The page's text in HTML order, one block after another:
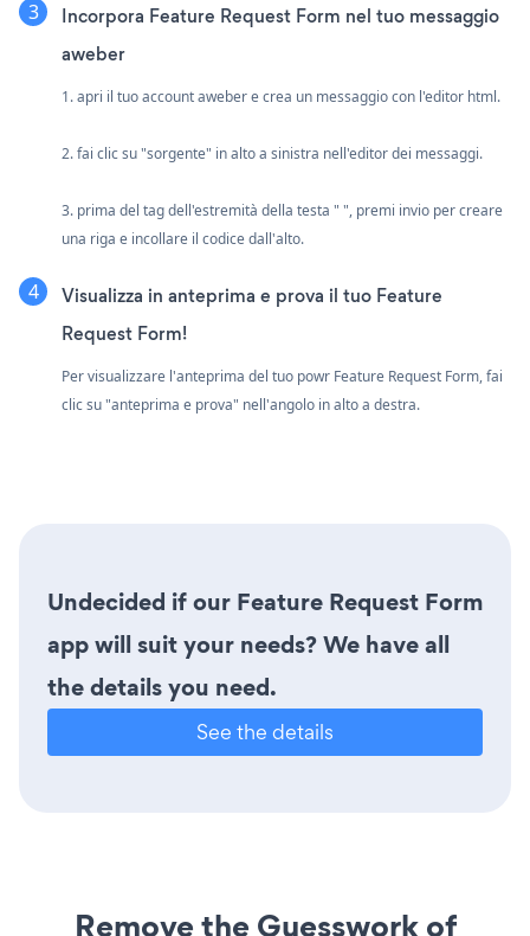
Incorpora Feature Request Form nel tuo messaggio
aweber
1. apri il tuo account aweber e crea un messaggio con l'editor html.
2. fai clic su "sorgente" in alto a sinistra nell'editor dei messaggi.
3. prima del tag dell'estremità della testa " ", premi invio per creare
una riga e incollare il codice dall'alto.
Visualizza in anteprima e prova il tuo Feature
Request Form!
Per visualizzare l'anteprima del tuo powr Feature Request Form, fai
clic su "anteprima e prova" nell'angolo in alto a destra.
Undecided if our Feature Request Form
app will suit your needs? We have all
the details you need.
See the details
Remove the Guesswork of